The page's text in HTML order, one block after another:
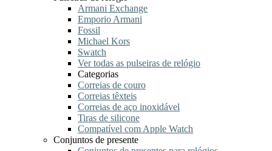
Armani Exchange
Emporio Armani
Fossil
Michael Kors
Swatch
Ver todas as pulseiras de relógio
Categorias
Correias de couro
Correias têxteis
Correias de aço inoxidável
Tiras de silicone
Compatível com Apple Watch
Conjuntos de presente